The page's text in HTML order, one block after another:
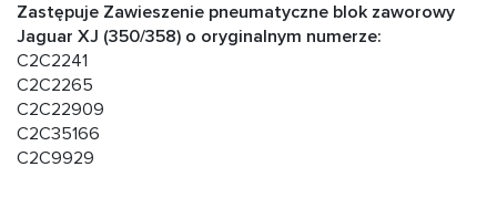
Zastępuje Zawieszenie pneumatyczne blok zaworowy
Jaguar XJ (350/358) o oryginalnym numerze:
C2C2241
C2C2265
C2C22909
C2C35166
C2C9929